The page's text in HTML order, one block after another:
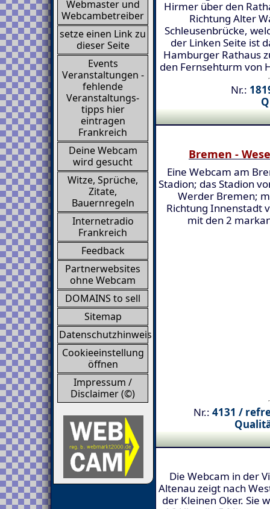
Webmaster und
Webcambetreiber
setze einen Link zu
dieser Seite
Events
Veranstaltungen -
fehlende
Veranstaltungs-
tipps hier
eintragen
Frankreich
Deine Webcam
wird gesucht
Witze, Sprüche,
Zitate,
Bauernregeln
Internetradio
Frankreich
Feedback
Partnerwebsites
ohne Webcam
DOMAINS to sell
Sitemap
Datenschutzhinweis
Cookieeinstellung
öffnen
Impressum /
Disclaimer (©)
Hirmer über den
Richtung Alter
Schleusenbrücke,
der Linken Seite ist
Hamburger Rathaus
den Fernsehturm von
Nr.:
Bremen -
Eine Webcam am
Stadion; das Stadion
Werder Bremen;
Richtung Innenstadt
mit den 2
Nr.: 4131 /
Die Webcam in der
Altenau zeigt nach
der Kleinen Oker. Sie